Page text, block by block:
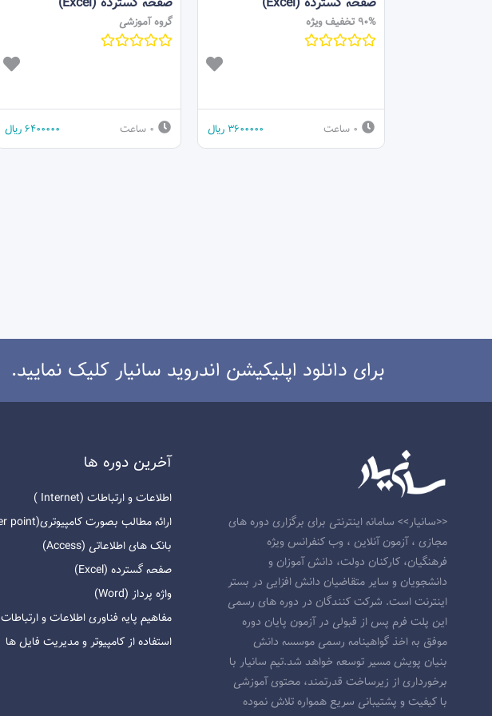
90% تخفیف ویژه
0 ساعت 3600000 ریال
گروه آموزشی
0 ساعت 6400000 ریال
برای دانلود اپلیکیشن اندروید سانیار کلیک نمایید.
<<سانیار>> سامانه اینترنتی برای برگزاری دوره های
مجازی ، آزمون آنلاین ، وب کنفرانس ویژه
فرهنگیان، کارکنان دولت، دانش آموزان و
دانشجویان و سایر متقاضیان دانش افزایی در بستر
اینترنت است. شرکت کنندگان در دوره های رسمی
این پلت فرم پس از قبولی در آزمون پایان دوره
موفق به اخذ گواهینامه رسمی موسسه دانش
بنیان پویش مسیر توسعه خواهد شد.تیم سانیار با
برخورداری از زیرساخت قدرتمند، محتوی آموزشی
با کیفیت و پشتیبانی سریع همواره تلاش نموده
آخرين دوره ها
اطلاعات و ارتباطات (Internet )
ارائه مطالب بصورت کامپیوتری(Power point)
بانک های اطلاعاتی (Access)
صفحه گسترده (Excel)
واژه پرداز (Word)
مفاهیم پایه فناوری اطلاعات و ارتباطات
استفاده از کامپیوتر و مدیریت فایل ها